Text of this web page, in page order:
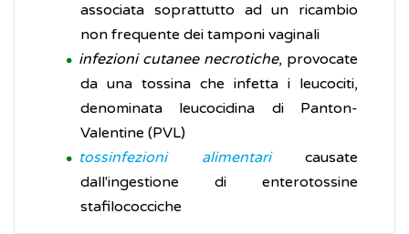
associata soprattutto ad un ricambio
non frequente dei tamponi vaginali
infezioni cutanee necrotiche, provocate
da una tossina che infetta i leucociti,
denominata leucocidina di Panton-
Valentine (PVL)
tossinfezioni alimentaricausate
dall'ingestione di enterotossine
stafilococciche